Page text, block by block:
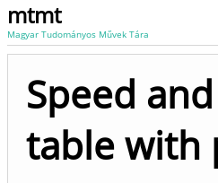
mtmt
Magyar Tudományos Művek Tára
Speed
table with